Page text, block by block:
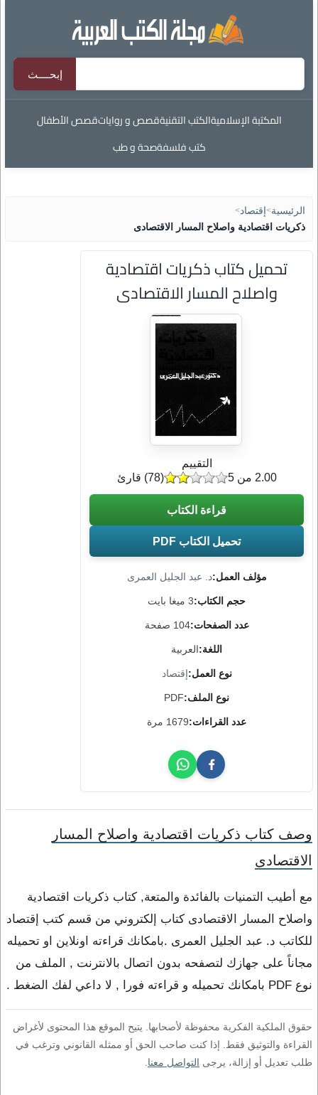
المكتبة الإسلاميةالكتب التقنيةقصص و رواياتقصص الأطفال
كتب فلسفةصحة و طب
الرئيسية> إقتصاد>
ذكريات اقتصادية واصلاح المسار الاقتصادى
تحميل كتاب ذكريات اقتصادية
واصلاح المسار الاقتصادى
مؤلف العمل:د. عبد الجليل العمرى
حجم الكتاب:3 ميغا بايت
عدد الصفحات:104 صفحة
اللغة:العربية
نوع العمل:إقتصاد
نوع الملف:PDF
عدد القراءات:1679 مرة
التقييم
(
78) قارئ 2.00 من 5
قراءة الكتاب
تحميل الكتاب PDF
وصف كتاب ذكريات اقتصادية واصلاح المسار
الاقتصادى
مع أطيب التمنيات بالفائدة والمتعة, كتاب ذكريات اقتصادية
واصلاح المسار الاقتصادى كتاب إلكتروني من قسم كتب إقتصاد
للكاتب د. عبد الجليل العمرى .بامكانك قراءته اونلاين او تحميله
مجاناً على جهازك لتصفحه بدون اتصال بالانترنت , الملف من
نوع PDF بامكانك تحميله و قراءته فورا , لا داعي لفك الضغط .
حقوق الملكية الفكرية محفوظة لأصحابها. يتيح الموقع هذا المحتوى لأغراض
القراءة والتوثيق فقط. إذا كنت صاحب الحق أو ممثله القانوني وترغب في
طلب تعديل أو إزالة، يرجى التواصل معنا